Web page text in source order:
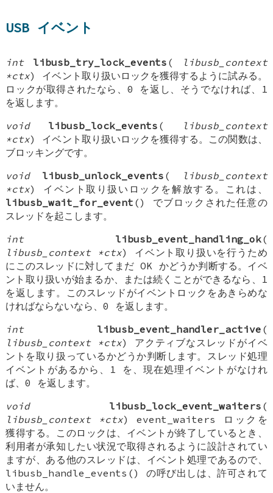
USB イベント
int libusb_try_lock_events (
libusb_context
*ctx) イベント取り扱いロックを獲得するように試みる。
ロックが取得されたなら、0 を返し、そうでなければ、1
を返します。
void
libusb_lock_events (
libusb_context
*ctx) イベント取り扱いロックを獲得する。この関数は、
ブロッキングです。
void
libusb_unlock_events (
libusb_context
*ctx) イベント取り扱いロックを解放する。これは、
libusb_wait_for_event () でブロックされた任意の
スレッドを起こします。
int
libusb_event_handling_ok(
libusb_context *ctx) イベント取り扱いを行うため
にこのスレッドに対してまだ OK かどうか判断する。イベ
ント取り扱いが始まるか、または続くことができるなら、1
を返します。このスレッドがイベントロックをあきらめな
ければならないなら、0 を返します。
int
libusb_event_handler_active (
libusb_context *ctx) アクティブなスレッドがイベ
ントを取り扱っているかどうか判断します。スレッド処理
イベントがあるから、1 を、現在処理イベントがなけれ
ば、0 を返します。
void
libusb_lock_event_waiters (
libusb_context *ctx) event_waiters ロックを
獲得する。このロックは、イベントが終了しているとき、
利用者が承知したい状況で取得されるように設計されてい
ますが、ある他のスレッドは、イベント処理であるので、
libusb_handle_events() の呼び出しは、許可されて
いません。